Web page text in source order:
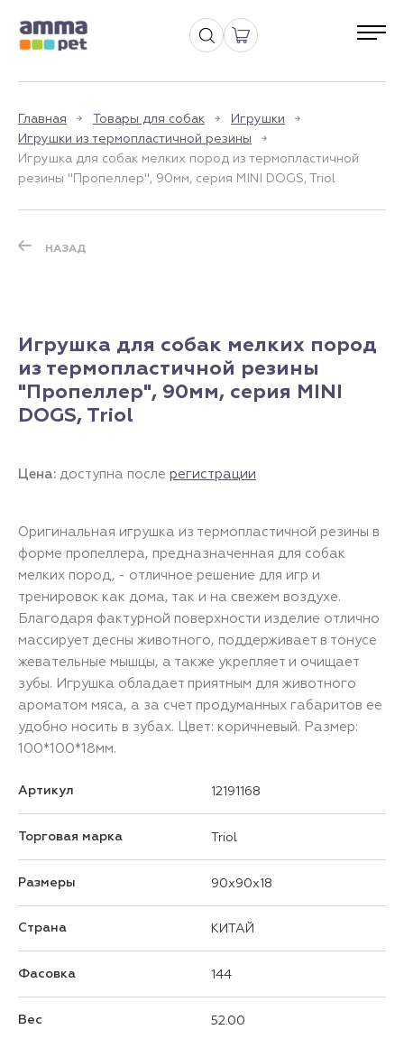
Главная Товары для собак
Игрушки
Игрушки из термопластичной резины
Игрушка для собак мелких пород из термопластичной
резины "Пропеллер", 90мм, серия MINI DOGS, Triol
НАЗАД
Игрушка для собак мелких пород
из термопластичной резины
"Пропеллер", 90мм, серия MINI
DOGS, Triol
Цена: доступна после регистрации
Оригинальная игрушка из термопластичной резины в
форме пропеллера, предназначенная для собак
мелких пород, - отличное решение для игр и
тренировок как дома, так и на свежем воздухе.
Благодаря фактурной поверхности изделие отлично
массирует десны животного, поддерживает в тонусе
жевательные мышцы, а также укрепляет и очищает
зубы. Игрушка обладает приятным для животного
ароматом мяса, а за счет продуманных габаритов ее
удобно носить в зубах. Цвет: коричневый. Размер:
100*100*18мм.
Артикул 12191168
Торговая марка Triol
Размеры 90x90x18
Страна КИТАЙ
Фасовка 144
Вес 52.00